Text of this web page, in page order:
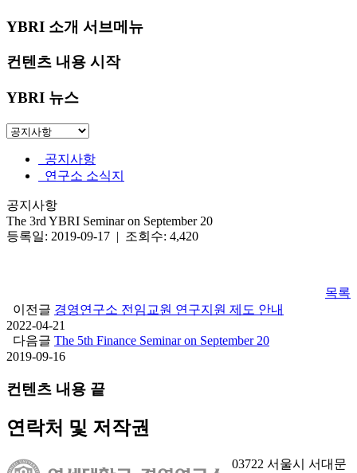
YBRI 소개 서브메뉴
컨텐츠 내용 시작
YBRI 뉴스
공지사항
연구소 소식지
공지사항
The 3rd YBRI Seminar on September 20
등록일: 2019-09-17 | 조회수: 4,420
목록
이전글 경영연구소 전임교원 연구지원 제도 안내
2022-04-21
다음글 The 5th Finance Seminar on September 20
2019-09-16
컨텐츠 내용 끝
연락처 및 저작권
03722 서울시 서대문